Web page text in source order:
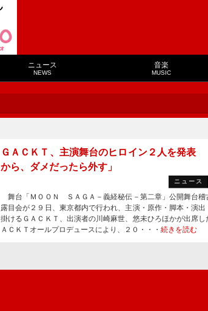
ニュース
NEWS
音楽
MUSIC
ＧＡＣＫＴ、主演舞台のヒロイン２人を発表
から、ダメだったら外す」
ニュース
舞台「ＭＯＯＮ ＳＡＧＡ－義経秘伝－第二章」公開舞台稽
露目会が２９日、東京都内で行われ、主演・原作・脚本・演
掛けるＧＡＣＫＴ、出演者の川崎麻世、悠未ひろほかが出席
ＡＣＫＴオールプロデュースにより、２０・・・ 続きを読む